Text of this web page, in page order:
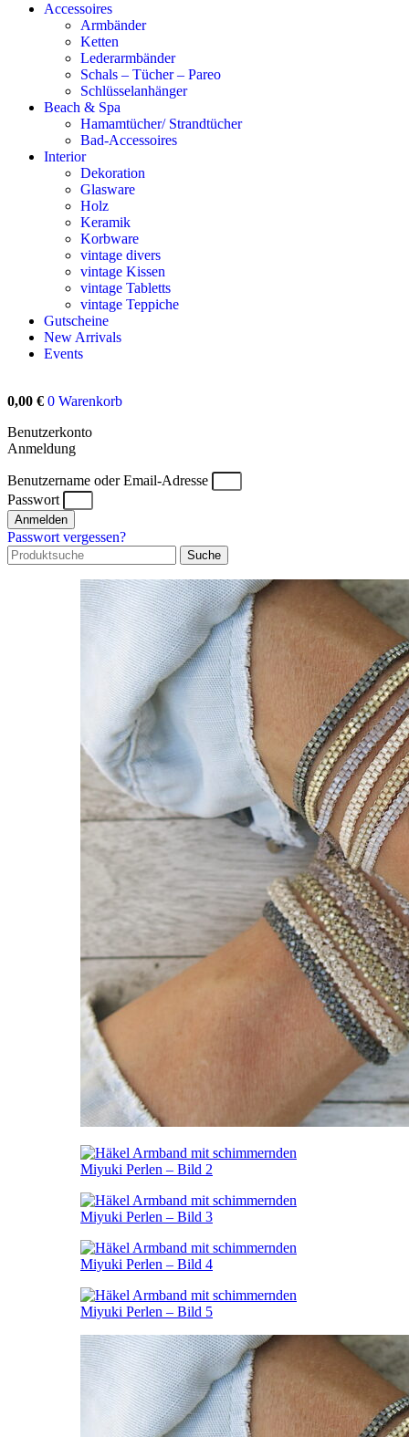
Accessoires
Armbänder
Ketten
Lederarmbänder
Schals – Tücher – Pareo
Schlüsselanhänger
Beach & Spa
Hamamtücher/ Strandtücher
Bad-Accessoires
Interior
Dekoration
Glasware
Holz
Keramik
Korbware
vintage divers
vintage Kissen
vintage Tabletts
vintage Teppiche
Gutscheine
New Arrivals
Events
0,00 € 0 Warenkorb
Benutzerkonto
Anmeldung
Benutzername oder Email-Adresse
Passwort
Anmelden
Passwort vergessen?
Suche